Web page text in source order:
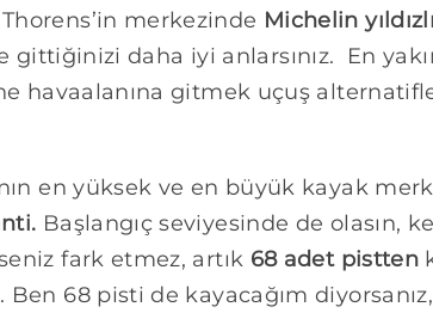
merkezinde Michelin
gittiğinizi daha iyi anlarsınız. En
havaalanına gitmek uçuş
en yüksek ve en büyük kayak
Başlangıç seviyesinde de olasın,
fark etmez, artık 68 adet pistten
68 pisti de kayacağım